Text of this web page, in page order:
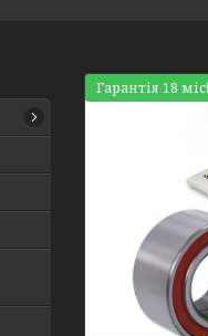
Гарантія 18 міс!